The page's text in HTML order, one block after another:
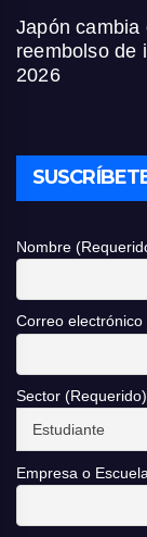
Japón cambia
reembolso de
2026
Nombre
Correo electrónico
Sector (Requerido)
Empresa o